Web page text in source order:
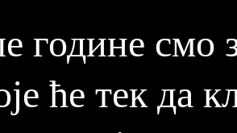
године смо
ће тек да